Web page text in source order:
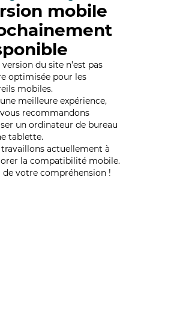
mobile
du site n’est pas
optimisée pour les
mobiles.
meilleure expérience,
recommandons
un ordinateur de bureau
tablette.
travaillons actuellement à
la compatibilité mobile.
de votre compréhension !